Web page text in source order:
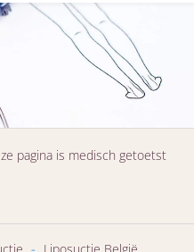
pagina is medisch getoetst
- Liposuctie België